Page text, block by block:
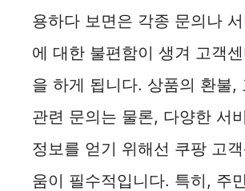
용하다 보면은 각종 문의나
에 대한 불편함이 생겨 고객
을 하게 됩니다. 상품의 환불,
관련 문의는 물론, 다양한 서
정보를 얻기 위해선 쿠팡 고
움이 필수적입니다. 특히, 주